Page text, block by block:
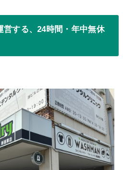
営する、24時間・年中無休